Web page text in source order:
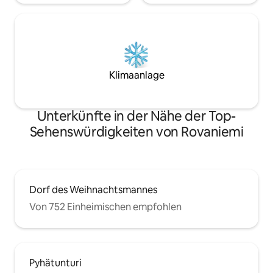
Klimaanlage
Unterkünfte in der Nähe der Top-
Sehenswürdigkeiten von Rovaniemi
Dorf des Weihnachtsmannes
Von 752 Einheimischen empfohlen
Pyhätunturi